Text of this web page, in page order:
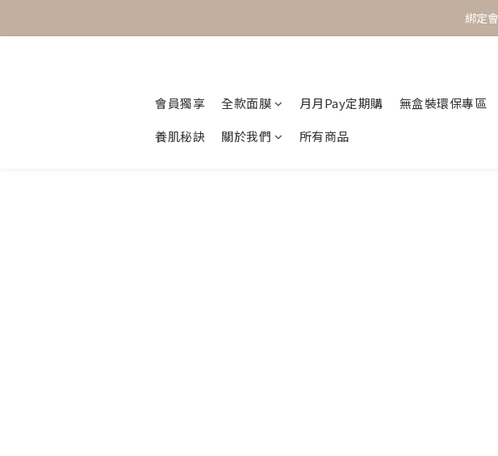
One Day
綁定
會員獨享 全款面膜 月月Pay定期購 無盒裝環保專區
養肌秘訣
關於我們 所有商品